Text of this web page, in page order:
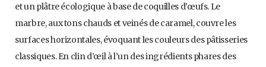
et un plâtre écologique à base de coquilles d’œufs. Le
marbre, aux tons chauds et veinés de caramel, couvre les
surfaces horizontales, évoquant les couleurs des pâtisseries
classiques. En clin d’œil à l’un des ingrédients phares des